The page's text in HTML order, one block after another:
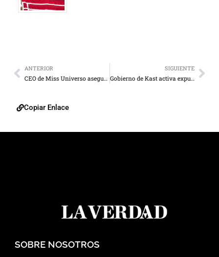
ANTERIOR
CEO de Miss Universo asegura que Fátima Bosch trajo “frescura”
SIGUIENTE
Gobierno de Kast activa expulsión de inmigrantes irregulares con primer vuelo
Copiar Enlace
SOBRE NOSOTROS